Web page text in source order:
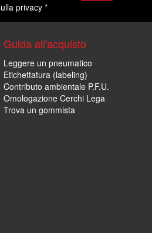
privacy *
Guida all'acquisto
Leggere un pneumatico
Etichettatura (labeling)
Contributo ambientale P.F.U.
Omologazione Cerchi Lega
Trova un gommista